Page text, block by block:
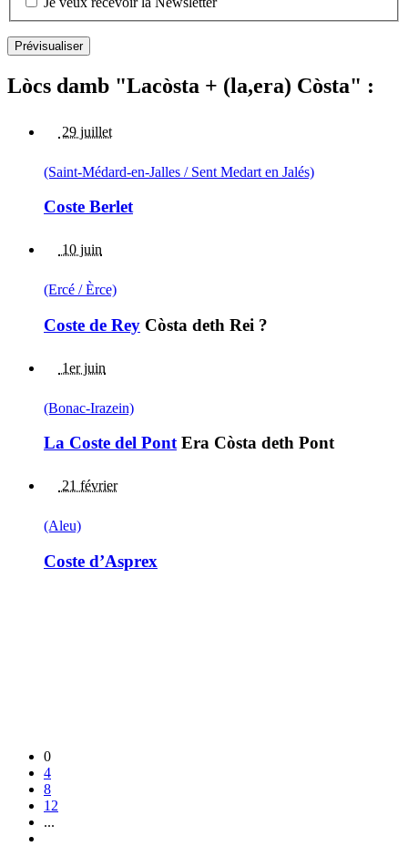
Lòcs damb "Lacòsta + (la,era) Còsta" :
29 juillet
(Saint-Médard-en-Jalles / Sent Medart en Jalés)
Coste Berlet
10 juin
(Ercé / Èrce)
Coste de Rey Còsta deth Rei ?
1er juin
(Bonac-Irazein)
La Coste del PontEra Còsta deth Pont
21 février
(Aleu)
Coste d’Asprex
0
4
8
12
...